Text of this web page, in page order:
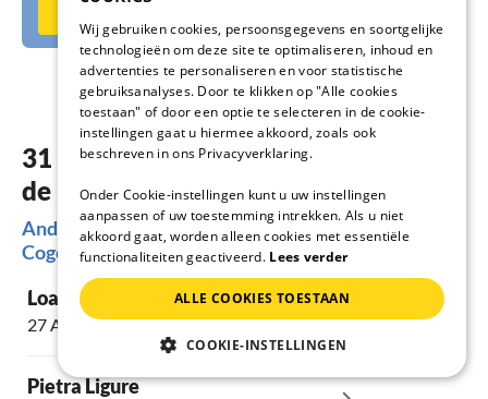
31 schitterende accommodaties op
de prachtigste locaties Cogoleto
Andere favoriete regio's voor jouw vakantie in
Cogoleto
Loano
27 Accommodaties
Pietra Ligure
Wij gebruiken cookies, persoonsgegevens en soortgelijke
technologieën om deze site te optimaliseren, inhoud en
advertenties te personaliseren en voor statistische
gebruiksanalyses. Door te klikken op "Alle cookies
toestaan" of door een optie te selecteren in de cookie-
instellingen gaat u hiermee akkoord, zoals ook
beschreven in ons Privacyverklaring.
Onder Cookie-instellingen kunt u uw instellingen
aanpassen of uw toestemming intrekken. Als u niet
akkoord gaat, worden alleen cookies met essentiële
functionaliteiten geactiveerd. Lees verder
ALLE COOKIES TOESTAAN
COOKIE-INSTELLINGEN